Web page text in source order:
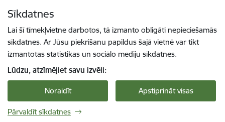
Sīkdatnes
Lai šī tīmekļvietne darbotos, tā izmanto obligāti nepieciešamās
sīkdatnes. Ar Jūsu piekrišanu papildus šajā vietnē var tikt
izmantotas statistikas un sociālo mediju sīkdatnes.
Lūdzu, atzīmējiet savu izvēli:
Noraidīt Apstiprināt visas
Pārvaldīt sīkdatnes